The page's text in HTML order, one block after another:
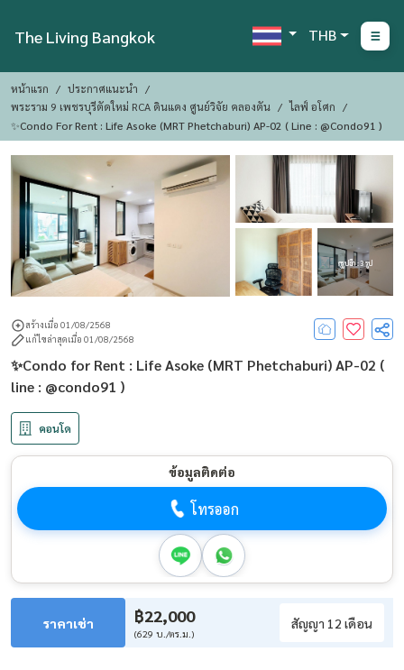
The Living Bangkok THB
หน้าแรก
ประกาศแนะนำ
พระราม 9 เพชรบุรีตัดใหม่ RCA ดินแดง ศูนย์วิจัย คลองตัน
ไลฟ์ อโศก
✨Condo For Rent : Life Asoke (MRT Phetchaburi) AP-02 ( Line : @condo91 )
ดูรูปอีก : 3 รูป
สร้างเมื่อ 01/08/2568
แก้ไขล่าสุดเมื่อ 01/08/2568
✨Condo for Rent : Life Asoke (MRT Phetchaburi) AP-02 (
line : @condo91 )
คอนโด
ข้อมูลติดต่อ
โทรออก
ราคาเช่า ฿22,000
(629 บ./ตร.ม.)
สัญญา 12 เดือน